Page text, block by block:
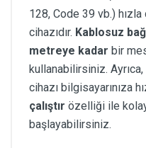
128, Code 39 vb.)
cihazıdır. Kablosuz
metreye kadar bir
kullanabilirsiniz. Ayrıca,
cihazı bilgisayarınıza
çalıştır özelliği ile
başlayabilirsiniz.